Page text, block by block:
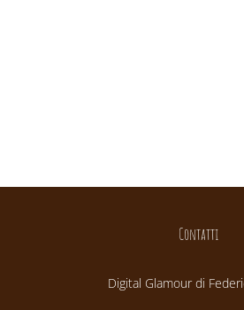
Contatti
Digital Glamour di